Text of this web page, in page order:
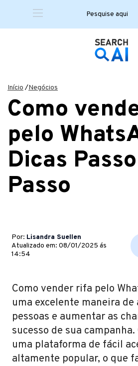
Início /Negócios
Como
pelo
Dicas
Passo
Por: Lisandra Suellen
Atualizado em: 08/01/2025 ás
14:54
Como vender rifa pelo
uma excelente maneira
pessoas e aumentar as
sucesso de sua
uma plataforma de fácil
altamente popular, o que